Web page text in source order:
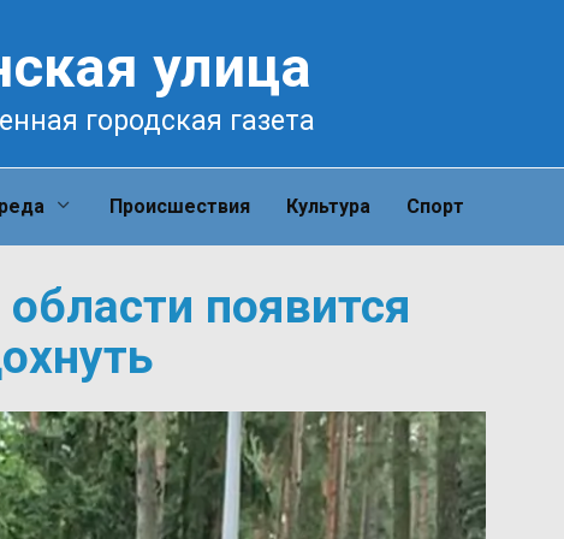
улица
городская газета
Происшествия Культура Спорт
появится